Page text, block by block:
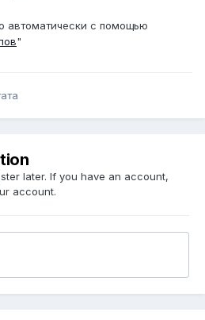
автоматически с помощью
"
later. If you have an account,
account.